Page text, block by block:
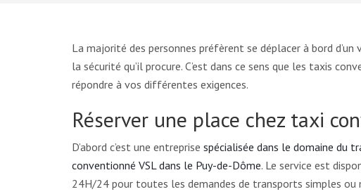
La majorité des personnes préfèrent se déplacer à bord
la sécurité qu’il procure. C’est dans ce sens que les taxis
répondre à vos différentes exigences.
Réserver une place chez taxi
D’abord c’est une entreprise spécialisée dans le domaine du
conventionné VSL dans le Puy-de-Dôme. Le service est
24H/24 pour toutes les demandes de transports simples ou